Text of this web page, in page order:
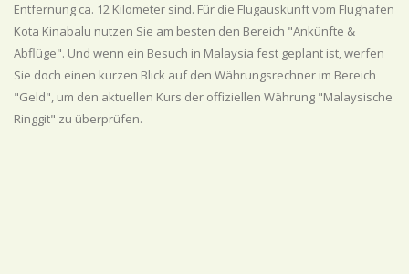
Entfernung ca. 12 Kilometer sind. Für die Flugauskunft vom Flughafen
Kota Kinabalu nutzen Sie am besten den Bereich "Ankünfte &
Abflüge". Und wenn ein Besuch in Malaysia fest geplant ist, werfen
Sie doch einen kurzen Blick auf den Währungsrechner im Bereich
"Geld", um den aktuellen Kurs der offiziellen Währung "Malaysische
Ringgit" zu überprüfen.